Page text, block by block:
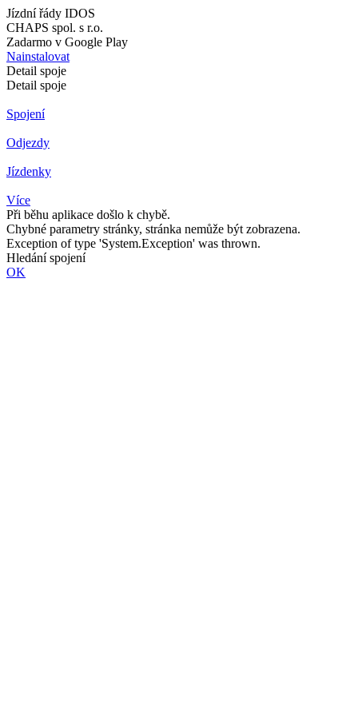
Jízdní řády IDOS
CHAPS spol. s r.o.
Zadarmo v Google Play
Nainstalovat
Detail spoje
Detail spoje
Spojení
Odjezdy
Jízdenky
Více
Při běhu aplikace došlo k chybě.
Chybné parametry stránky, stránka nemůže být zobrazena.
Exception of type 'System.Exception' was thrown.
Hledání spojení
OK